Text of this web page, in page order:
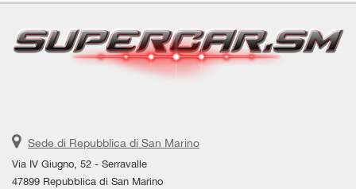
Sede di Repubblica di San Marino
Via IV Giugno, 52 - Serravalle
47899 Repubblica di San Marino